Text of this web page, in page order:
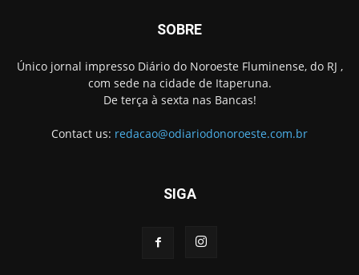
SOBRE
Único jornal impresso Diário do Noroeste Fluminense, do RJ ,
com sede na cidade de Itaperuna.
De terça à sexta nas Bancas!
Contact us: redacao@odiariodonoroeste.com.br
SIGA